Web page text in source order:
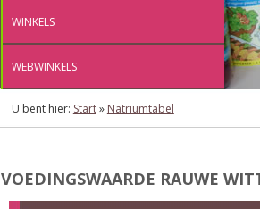
WINKELS
WEBWINKELS
U bent hier: Start» Natriumtabel
VOEDINGSWAARDE RAUWE